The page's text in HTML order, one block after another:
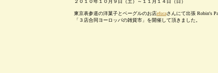
２０１０年１０月９日（土）～１１月１４日（日）
東京表参道の洋菓子とベーグルのお店efucaさんにて出張 Robin's
「３店合同ヨーロッパの雑貨市」を開催して頂きました。